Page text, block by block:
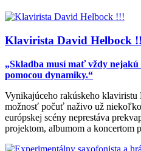
Klavirista David Helbock
„Skladba musí mať vždy
pomocou dynamiky.“
Vynikajúceho rakúskeho
možnosť počuť naživo už
európskej scény neprestáva
projektom, albumom a koncertom